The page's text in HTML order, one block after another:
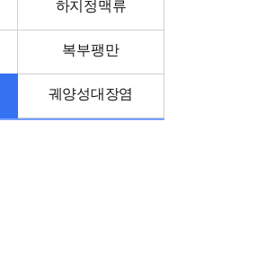
하지정맥류
복부팽만
궤양성대장염